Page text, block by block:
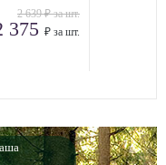
2 639₽ за шт.
375 ₽ за шт.